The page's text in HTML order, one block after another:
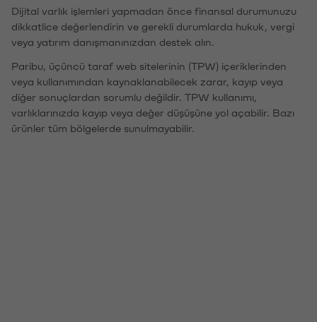
Dijital varlık işlemleri yapmadan önce finansal durumunuzu
dikkatlice değerlendirin ve gerekli durumlarda hukuk, vergi
veya yatırım danışmanınızdan destek alın.
Paribu, üçüncü taraf web sitelerinin (TPW) içeriklerinden
veya kullanımından kaynaklanabilecek zarar, kayıp veya
diğer sonuçlardan sorumlu değildir. TPW kullanımı,
varlıklarınızda kayıp veya değer düşüşüne yol açabilir. Bazı
ürünler tüm bölgelerde sunulmayabilir.